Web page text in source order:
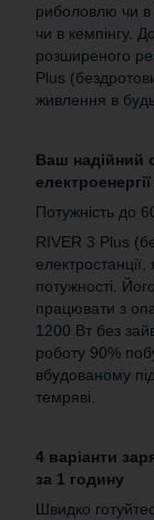
риболовлю чи в
чи в кемпінгу.
розширеного
Plus
живлення в
Ваш надійний
Потужність до
RIVER 3 Plus
потужності.
працювати з
1200 Вт без
роботу 90%
вбудованому
темряві.
4 варіанти
за 1 годину
Швидко